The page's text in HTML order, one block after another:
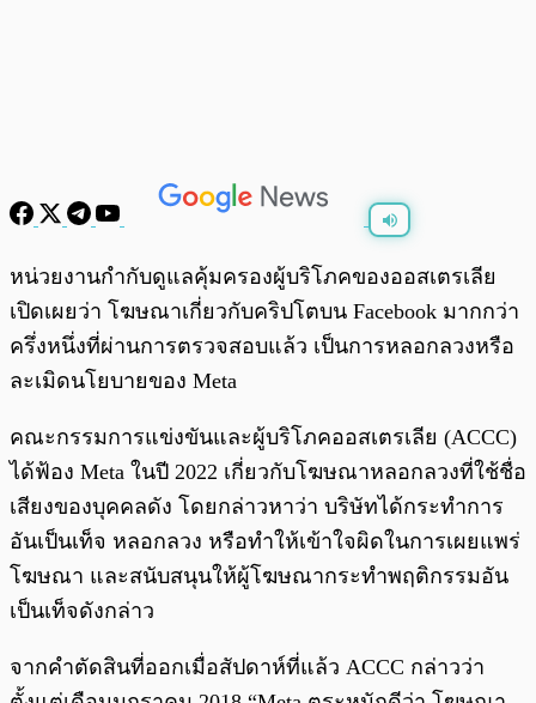
พร้อมเล่น 0:00
หน่วยงานกำกับดูแลคุ้มครองผู้บริโภคของออสเตรเลีย
เปิดเผยว่า โฆษณาเกี่ยวกับคริปโตบน Facebook มากกว่า
ครึ่งหนึ่งที่ผ่านการตรวจสอบแล้ว เป็นการหลอกลวงหรือ
ละเมิดนโยบายของ Meta
คณะกรรมการแข่งขันและผู้บริโภคออสเตรเลีย (ACCC)
ได้ฟ้อง Meta ในปี 2022 เกี่ยวกับโฆษณาหลอกลวงที่ใช้ชื่อ
เสียงของบุคคลดัง โดยกล่าวหาว่า บริษัทได้กระทำการ
อันเป็นเท็จ หลอกลวง หรือทำให้เข้าใจผิดในการเผยแพร่
โฆษณา และสนับสนุนให้ผู้โฆษณากระทำพฤติกรรมอัน
เป็นเท็จดังกล่าว
จากคำตัดสินที่ออกเมื่อสัปดาห์ที่แล้ว ACCC กล่าวว่า